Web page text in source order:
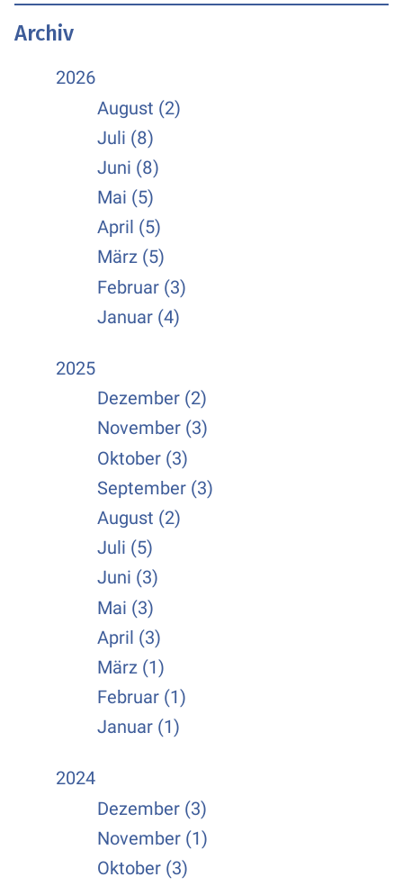
Archiv
2026
August (2)
Juli (8)
Juni (8)
Mai (5)
April (5)
März (5)
Februar (3)
Januar (4)
2025
Dezember (2)
November (3)
Oktober (3)
September (3)
August (2)
Juli (5)
Juni (3)
Mai (3)
April (3)
März (1)
Februar (1)
Januar (1)
2024
Dezember (3)
November (1)
Oktober (3)